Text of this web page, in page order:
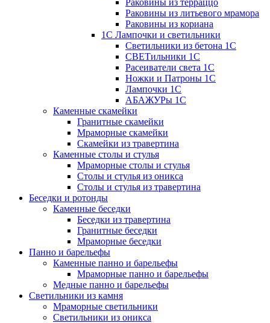
Раковины из терраццо
Раковины из литьевого мрамора
Раковины из кориана
1С Лампочки и светильники
Светильники из бетона 1С
СВЕТильники 1С
Расеиватели света 1С
Ножки и Патроны 1С
Лампочки 1С
АБАЖУРы 1С
Каменные скамейки
Гранитные скамейки
Мраморные скамейки
Скамейки из травертина
Каменные столы и стулья
Мраморные столы и стулья
Столы и стулья из оникса
Столы и стулья из травертина
Беседки и ротонды
Каменные беседки
Беседки из травертина
Гранитные беседки
Мраморные беседки
Панно и барельефы
Каменные панно и барельефы
Мраморные панно и барельефы
Медные панно и барельефы
Светильники из камня
Мраморные светильники
Светильники из оникса